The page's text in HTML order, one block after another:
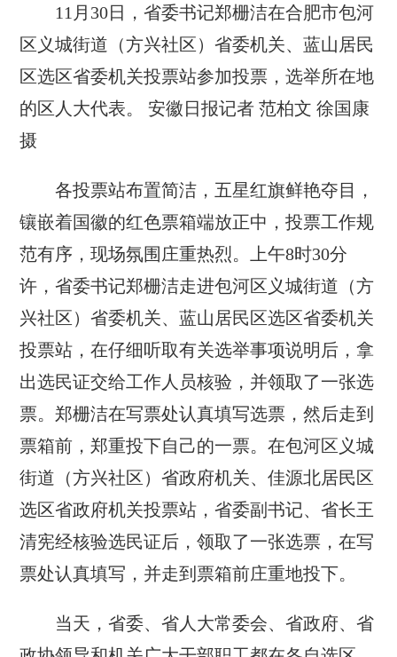
11月30日，省委书记郑栅洁在合肥市包河
区义城街道（方兴社区）省委机关、蓝山居民
区选区省委机关投票站参加投票，选举所在地
的区人大代表。 安徽日报记者 范柏文 徐国康
摄
各投票站布置简洁，五星红旗鲜艳夺目，
镶嵌着国徽的红色票箱端放正中，投票工作规
范有序，现场氛围庄重热烈。上午8时30分
许，省委书记郑栅洁走进包河区义城街道（方
兴社区）省委机关、蓝山居民区选区省委机关
投票站，在仔细听取有关选举事项说明后，拿
出选民证交给工作人员核验，并领取了一张选
票。郑栅洁在写票处认真填写选票，然后走到
票箱前，郑重投下自己的一票。在包河区义城
街道（方兴社区）省政府机关、佳源北居民区
选区省政府机关投票站，省委副书记、省长王
清宪经核验选民证后，领取了一张选票，在写
票处认真填写，并走到票箱前庄重地投下。
当天，省委、省人大常委会、省政府、省